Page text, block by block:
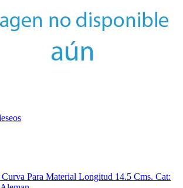
Para Material Longitud 14.5 Cms. Cat: